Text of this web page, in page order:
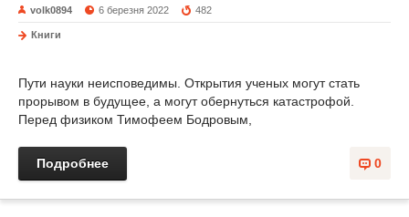
volk0894 6 березня 2022 482
Книги
Пути науки неисповедимы. Открытия ученых могут стать
прорывом в будущее, а могут обернуться катастрофой.
Перед физиком Тимофеем Бодровым,
0
Подробнее